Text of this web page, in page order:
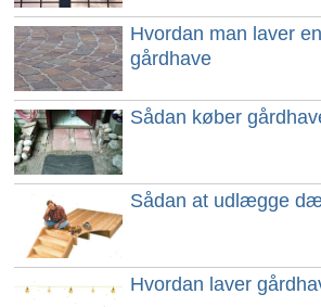
Hvordan man laver
gårdhave
Sådan køber
Sådan at udlægge
Hvordan laver